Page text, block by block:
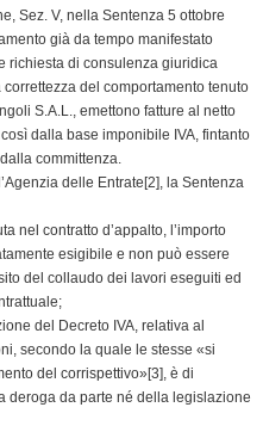
n
d
l
y
Sez. V, nella Sentenza 5 ottobre
già da tempo manifestato
richiesta di consulenza giuridica
del comportamento tenuto
S.A.L., emettono fatture al netto
dalla base imponibile IVA, fintanto
dalla committenza.
delle Entrate[2], la Sentenza
nel contratto d’appalto, l’importo
esigibile e non può essere
del collaudo dei lavori eseguiti ed
del Decreto IVA, relativa al
secondo la quale le stesse «si
del corrispettivo»[3], è di
deroga da parte né della legislazione